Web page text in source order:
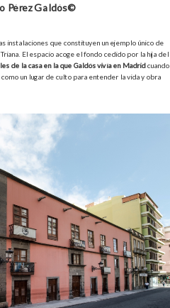
Pérez Galdós©
instalaciones que constituyen un ejemplo único de
El espacio acoge el fondo cedido por la hija del
de la casa en la que Galdós vivía en Madridcuando
un lugar de culto para entender la vida y obra